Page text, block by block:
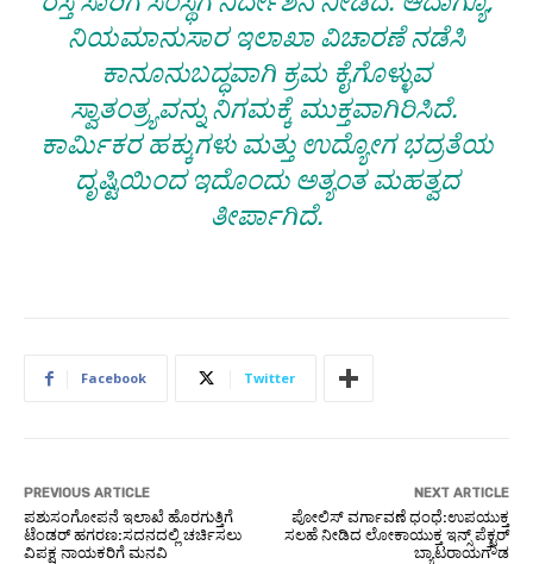
ನಿಯಮಾನುಸಾರ ಇಲಾಖಾ ವಿಚಾರಣೆ ನಡೆಸಿ
ಕಾನೂನುಬದ್ಧವಾಗಿ ಕ್ರಮ ಕೈಗೊಳ್ಳುವ
ಸ್ವಾತಂತ್ರ್ಯವನ್ನು ನಿಗಮಕ್ಕೆ ಮುಕ್ತವಾಗಿರಿಸಿದೆ. ​
ಕಾರ್ಮಿಕರ ಹಕ್ಕುಗಳು ಮತ್ತು ಉದ್ಯೋಗ ಭದ್ರತೆಯ
ದೃಷ್ಟಿಯಿಂದ ಇದೊಂದು ಅತ್ಯಂತ ಮಹತ್ವದ
ತೀರ್ಪಾಗಿದೆ.
Facebook Twitter
PREVIOUS ARTICLE
ಪಶುಸಂಗೋಪನೆ ಇಲಾಖೆ ಹೊರಗುತ್ತಿಗೆ
ಟೆಂಡರ್ ಹಗರಣ:ಸದನದಲ್ಲಿ ಚರ್ಚಿಸಲು
ವಿಪಕ್ಷ ನಾಯಕರಿಗೆ ಮನವಿ
NEXT ARTICLE
ಪೋಲಿಸ್ ವರ್ಗಾವಣೆ ಧಂಧೆ:ಉಪಯುಕ್ತ
ಸಲಹೆ ನೀಡಿದ ಲೋಕಾಯುಕ್ತ ಇನ್ಸ್ ಪೆಕ್ಟರ್
ಬ್ಯಾಟರಾಯಗೌಡ